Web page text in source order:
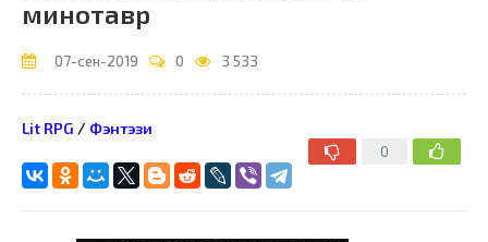
минотавр
07-сен-2019 0 3 533
0
Lit RPG / Фэнтэзи